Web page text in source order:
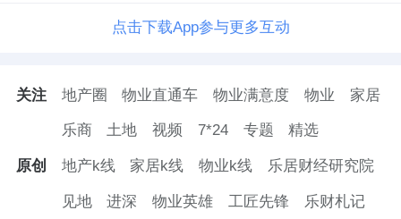
点击下载App参与更多互动
关注 地产圈 物业直通车 物业满意度 物业 家居
乐商 土地 视频 7*24 专题 精选
原创 地产k线 家居k线 物业k线 乐居财经研究院
见地 进深 物业英雄 工匠先锋 乐财札记